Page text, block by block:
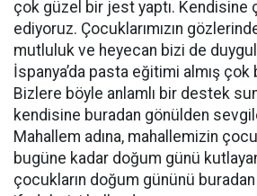
çok güzel bir jest yaptı. Kendisine
ediyoruz. Çocuklarımızın
mutluluk ve heyecan bizi de
İspanya’da pasta eğitimi almış çok
Bizlere böyle anlamlı bir destek
kendisine buradan gönülden
Mahallem adına, mahallemizin
bugüne kadar doğum günü
çocukların doğum gününü